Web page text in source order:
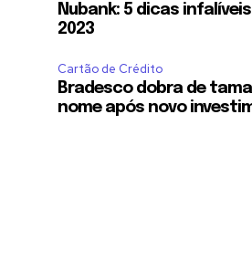
Nubank: 5 dicas
2023
Cartão de Crédito
Bradesco dobra de
nome após novo